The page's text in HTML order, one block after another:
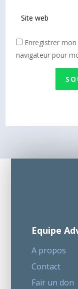
Enregistrer
navigateur pour
Equipe
A propos
Contact
Fair un don